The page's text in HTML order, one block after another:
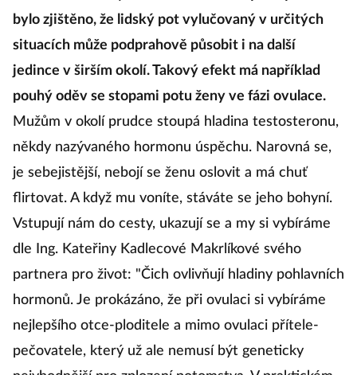
bylo zjištěno, že lidský pot vylučovaný v určitých
situacích může podprahově působit i na další
jedince v širším okolí. Takový efekt má například
pouhý oděv se stopami potu ženy ve fázi ovulace.
Mužům v okolí prudce stoupá hladina testosteronu,
někdy nazývaného hormonu úspěchu. Narovná se,
je sebejistější, nebojí se ženu oslovit a má chuť
flirtovat. A když mu voníte, stáváte se jeho bohyní.
Vstupují nám do cesty, ukazují se a my si vybíráme
dle Ing. Kateřiny Kadlecové Makrlíkové svého
partnera pro život: "Čich ovlivňují hladiny pohlavních
hormonů. Je prokázáno, že při ovulaci si vybíráme
nejlepšího otce-ploditele a mimo ovulaci přítele-
pečovatele, který už ale nemusí být geneticky